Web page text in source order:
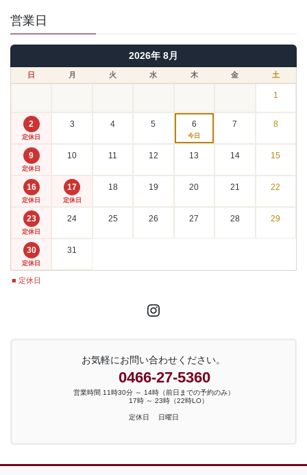
営業日
2026年 8月
日 月 火 水 木 金 土
1
2
定休日
3 4 5 6
今日
7 8
9
定休日
10 11 12 13 14 15
16
定休日
17
定休日
18 19 20 21 22
23
定休日
24 25 26 27 28 29
30
定休日
31
■ 定休日
Instagram
お気軽にお問い合わせください。
0466-27-5360
営業時間 11時30分 ～ 14時（前日までの予約のみ）
17時 ～ 23時（22時LO）
定休日 日曜日